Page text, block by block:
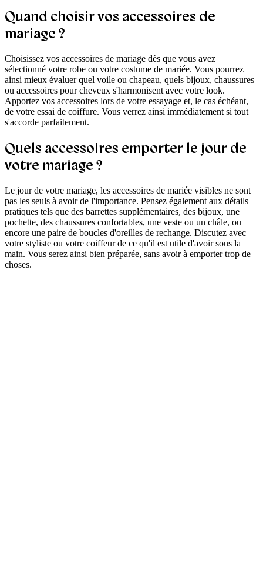
Quand choisir vos accessoires de
mariage ?
Choisissez vos accessoires de mariage dès que vous avez
sélectionné votre robe ou votre costume de mariée. Vous pourrez
ainsi mieux évaluer quel voile ou chapeau, quels bijoux, chaussures
ou accessoires pour cheveux s'harmonisent avec votre look.
Apportez vos accessoires lors de votre essayage et, le cas échéant,
de votre essai de coiffure. Vous verrez ainsi immédiatement si tout
s'accorde parfaitement.
Quels accessoires emporter le jour de
votre mariage ?
Le jour de votre mariage, les accessoires de mariée visibles ne sont
pas les seuls à avoir de l'importance. Pensez également aux détails
pratiques tels que des barrettes supplémentaires, des bijoux, une
pochette, des chaussures confortables, une veste ou un châle, ou
encore une paire de boucles d'oreilles de rechange. Discutez avec
votre styliste ou votre coiffeur de ce qu'il est utile d'avoir sous la
main. Vous serez ainsi bien préparée, sans avoir à emporter trop de
choses.